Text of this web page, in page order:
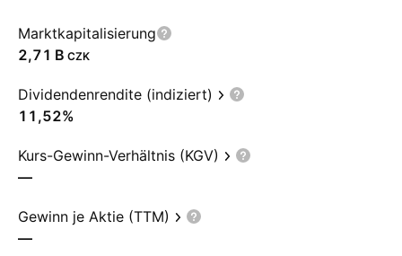
Marktkapitalisierung
‪2,71 B‬ CZK
Dividendenrendite (indiziert)
11,52%
Kurs-Gewinn-Verhältnis (KGV)
—
Gewinn je Aktie (TTM)
—